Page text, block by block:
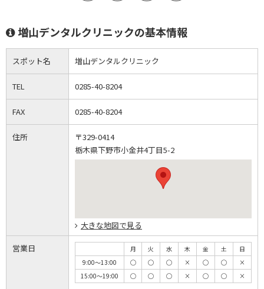
増山デンタルクリニックの基本情報
スポット名 増山デンタルクリニック
TEL 0285-40-8204
FAX 0285-40-8204
住所
〒329-0414
栃木県下野市小金井4丁目5-2
大きな地図で見る
営業日 月 火 水 木 金 土
日
9:00～13:00
◯ ◯ ◯ × ◯ ◯
×
15:00～19:00
◯ ◯ ◯ × ◯ ◯ ×